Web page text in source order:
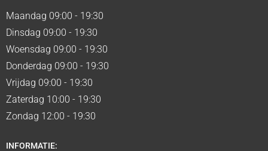
Maandag 09:00 - 19:30
Dinsdag 09:00 - 19:30
Woensdag 09:00 - 19:30
Donderdag 09:00 - 19:30
Vrijdag 09:00 - 19:30
Zaterdag 10:00 - 19:30
Zondag 12:00 - 19:30
INFORMATIE: